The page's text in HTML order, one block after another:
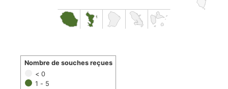
< 0
1 - 5
Nombre de souches reçues